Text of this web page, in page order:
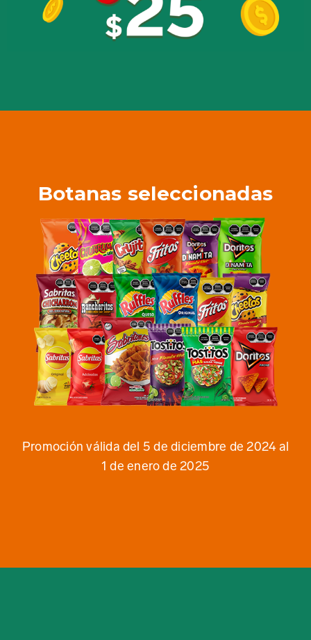
Botanas seleccionadas
Promoción válida del 5 de diciembre de 2024 al
1 de enero de 2025